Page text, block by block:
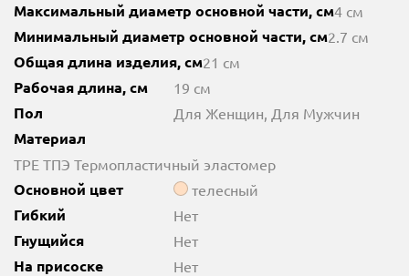
Максимальный диаметр основной части, см4 см
Минимальный диаметр основной части, см2.7 см
Общая длина изделия, см21 см
Рабочая длина, см 19 см
Пол Для Женщин, Для Мужчин
Материал
TPE ТПЭ Термопластичный эластомер
Основной цвет телесный
Гибкий Нет
Гнущийся Нет
На присоске Нет